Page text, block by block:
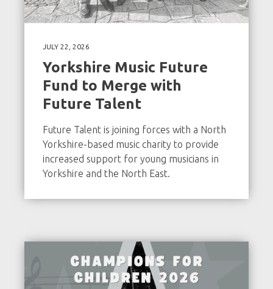
JULY 22, 2026
Yorkshire Music Future
Fund to Merge with
Future Talent
Future Talent is joining forces with a North
Yorkshire-based music charity to provide
increased support for young musicians in
Yorkshire and the North East.